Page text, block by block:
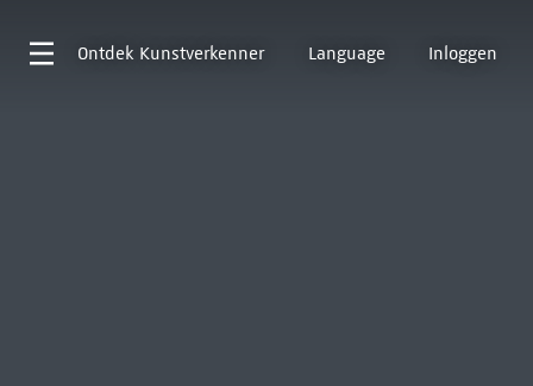
Ontdek Kunstverkenner Language Inloggen